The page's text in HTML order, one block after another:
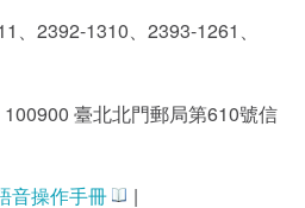
、2392-1310、2393-1261、
臺北北門郵局第610號信
音操作手冊 |